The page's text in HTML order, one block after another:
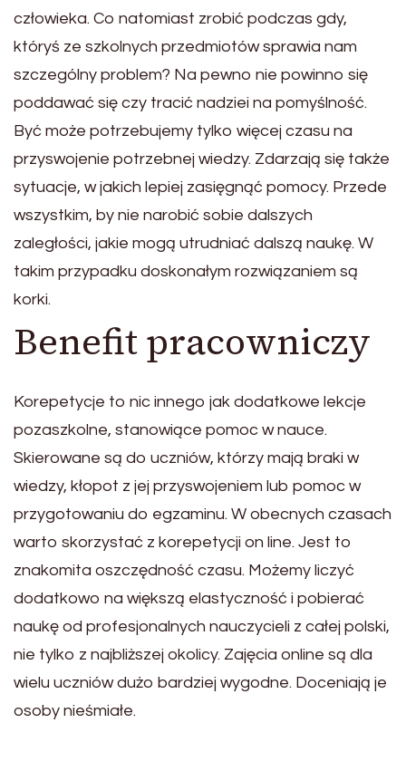
człowieka. Co natomiast zrobić podczas gdy,
któryś ze szkolnych przedmiotów sprawia nam
szczególny problem? Na pewno nie powinno się
poddawać się czy tracić nadziei na pomyślność.
Być może potrzebujemy tylko więcej czasu na
przyswojenie potrzebnej wiedzy. Zdarzają się także
sytuacje, w jakich lepiej zasięgnąć pomocy. Przede
wszystkim, by nie narobić sobie dalszych
zaległości, jakie mogą utrudniać dalszą naukę. W
takim przypadku doskonałym rozwiązaniem są
korki.
Benefit pracowniczy
Korepetycje to nic innego jak dodatkowe lekcje
pozaszkolne, stanowiące pomoc w nauce.
Skierowane są do uczniów, którzy mają braki w
wiedzy, kłopot z jej przyswojeniem lub pomoc w
przygotowaniu do egzaminu. W obecnych czasach
warto skorzystać z korepetycji on line. Jest to
znakomita oszczędność czasu. Możemy liczyć
dodatkowo na większą elastyczność i pobierać
naukę od profesjonalnych nauczycieli z całej polski,
nie tylko z najbliższej okolicy. Zajęcia online są dla
wielu uczniów dużo bardziej wygodne. Doceniają je
osoby nieśmiałe.